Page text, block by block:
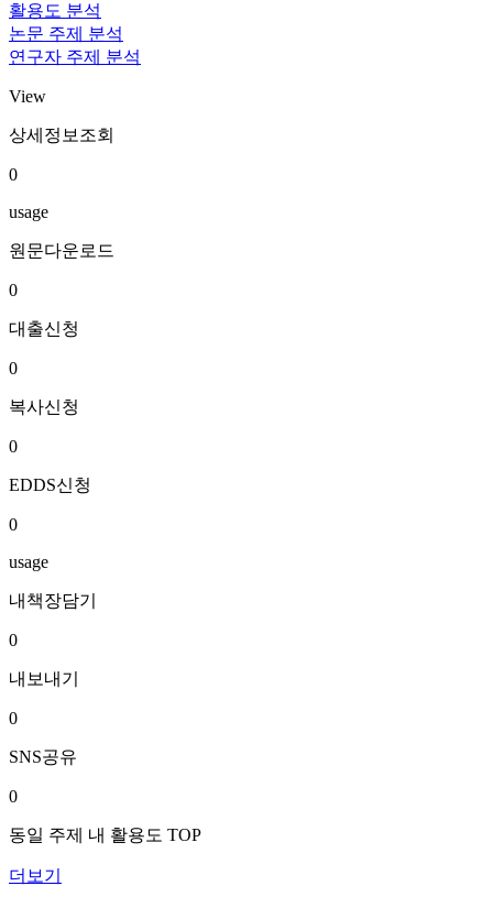
활용도 분석
논문 주제 분석
연구자 주제 분석
View
상세정보조회
0
usage
원문다운로드
0
대출신청
0
복사신청
0
EDDS신청
0
usage
내책장담기
0
내보내기
0
SNS공유
0
동일 주제 내 활용도 TOP
더보기